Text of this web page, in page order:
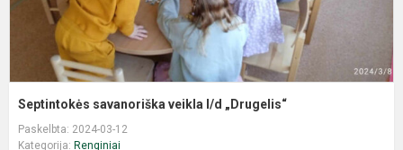
Septintokės savanoriška veikla l/d „Drugelis“
Paskelbta: 2024-03-12
Kategorija: Renginiai